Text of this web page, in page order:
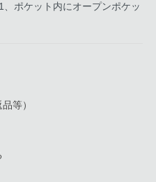
ポケット内にオープンポケッ
等）